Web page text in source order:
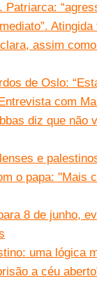
assim
de Oslo:
com
diz que não
e
o papa: ''Mais
8 de junho,
uma lógica
a céu